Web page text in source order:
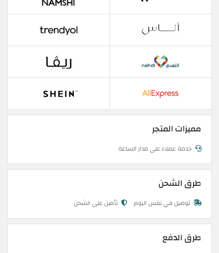
مميزات المتجر
خدمة عملاء على مدار الساعة
طرق الشحن
توصيل في نفس اليوم تأمين على الشحن
طرق الدفع